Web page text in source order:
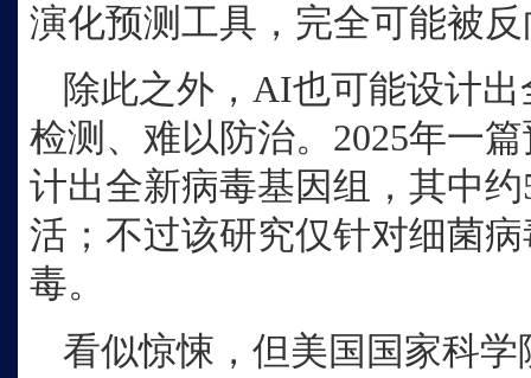
演化预测工具，完全可能被
除此之外， AI也可能设计
检测、难以防治。2025年一
计出全新病毒基因组，其中
活；不过该研究仅针对细菌
毒。
看似惊悚，但美国国家科